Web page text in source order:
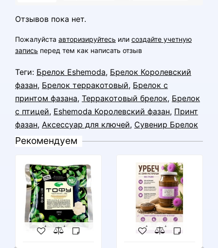
Отзывов пока нет.
Пожалуйста авторизируйтесь или создайте учетную
запись перед тем как написать отзыв
Теги: Брелок Eshemoda, Брелок Королевский
фазан, Брелок терракотовый, Брелок с
принтом фазана, Терракотовый брелок, Брелок
с птицей, Eshemoda Королевский фазан, Принт
фазан, Аксессуар для ключей, Сувенир Брелок
Рекомендуем